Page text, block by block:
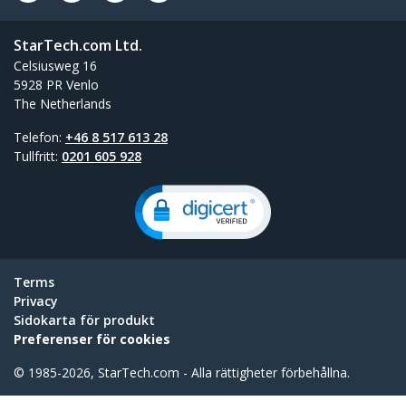
StarTech.com Ltd.
Celsiusweg 16
5928 PR Venlo
The Netherlands
Telefon: +46 8 517 613 28
Tullfritt: 0201 605 928
Terms
Privacy
Sidokarta för produkt
Preferenser för cookies
© 1985-2026, StarTech.com - Alla rättigheter förbehållna.